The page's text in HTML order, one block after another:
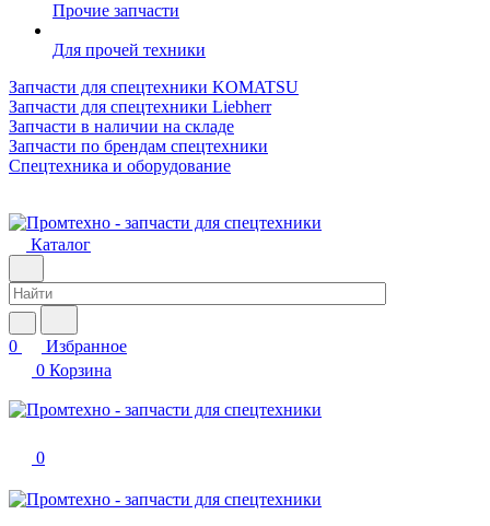
Прочие запчасти
Для прочей техники
Запчасти для спецтехники KOMATSU
Запчасти для спецтехники Liebherr
Запчасти в наличии на складе
Запчасти по брендам спецтехники
Спецтехника и оборудование
Каталог
0
Избранное
0 Корзина
0